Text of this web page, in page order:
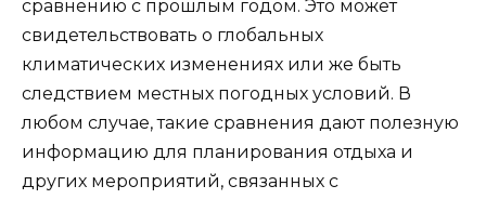
сравнению с прошлым годом. Это может
свидетельствовать о глобальных
климатических изменениях или же быть
следствием местных погодных условий. В
любом случае, такие сравнения дают полезную
информацию для планирования отдыха и
других мероприятий, связанных с